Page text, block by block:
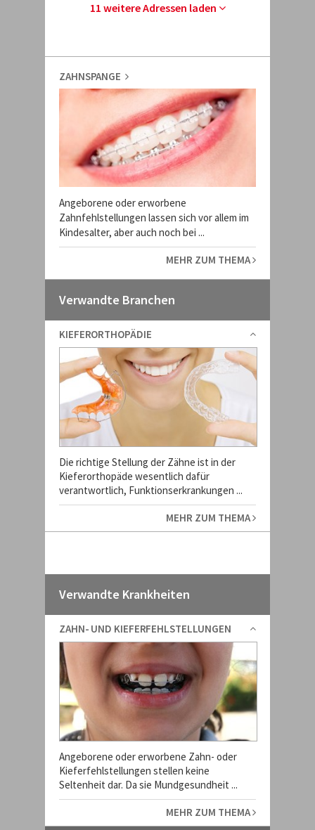
11 weitere Adressen laden
ZAHNSPANGE
Angeborene oder erworbene
Zahnfehlstellungen lassen sich vor allem im
Kindesalter, aber auch noch bei ...
MEHR ZUM THEMA
Verwandte Branchen
KIEFERORTHOPÄDIE
Die richtige Stellung der Zähne ist in der
Kieferorthopäde wesentlich dafür
verantwortlich, Funktionserkrankungen ...
MEHR ZUM THEMA
Verwandte Krankheiten
ZAHN- UND KIEFERFEHLSTELLUNGEN
Angeborene oder erworbene Zahn- oder
Kieferfehlstellungen stellen keine
Seltenheit dar. Da sie Mundgesundheit ...
MEHR ZUM THEMA